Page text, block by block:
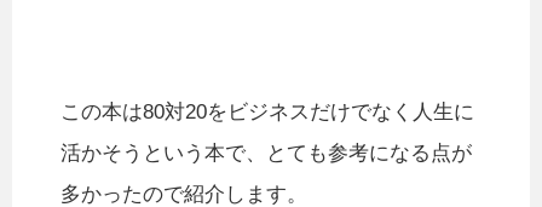
この本は80対20をビジネスだけでなく人生に
活かそうという本で、とても参考になる点が
多かったので紹介します。